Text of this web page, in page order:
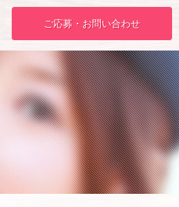
ご応募・お問い合わせ